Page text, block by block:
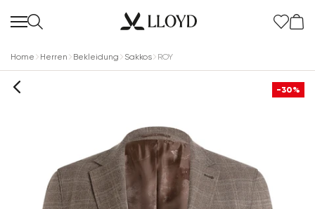
Home Herren Bekleidung Sakkos ROY
-30%